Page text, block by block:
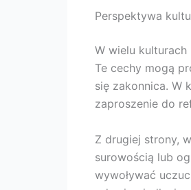
Perspektywa
W wielu
Te cechy mogą
się zakonnica. W
zaproszenie do
Z drugiej strony,
surowością lub
wywoływać